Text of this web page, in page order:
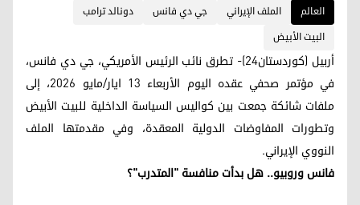
العالم الملف الإيراني جي دي فانس
دونالد ترامب
البيت الأبيض
أربيل (كوردستان24)- تطرق نائب الرئيس الأمريكي، جي دي فانس،
في مؤتمر صحفي عقده اليوم الأربعاء 13 ایار/مایو 2026، إلى
ملفات شائكة جمعت بين كواليس السياسة الداخلية للبيت الأبيض
وتطورات المفاوضات الدولية المعقدة، وفي مقدمتها الملف
النووي الإيراني.
فانس وروبيو.. هل بدأت منافسة "المتدرب"؟